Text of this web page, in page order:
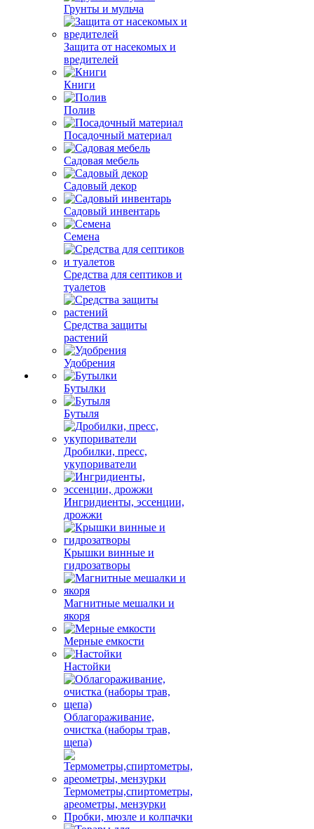
Грунты и мульча
Защита от насекомых и
вредителей
Книги
Полив
Посадочный материал
Садовая мебель
Садовый декор
Садовый инвентарь
Семена
Средства для септиков и
туалетов
Средства защиты
растений
Удобрения
Бутылки
Бутыля
Дробилки, пресс,
укупориватели
Ингридиенты, эссенции,
дрожжи
Крышки винные и
гидрозатворы
Магнитные мешалки и
якоря
Мерные емкости
Настойки
Облагораживание,
очистка (наборы трав,
щепа)
Термометры,спиртометры,
ареометры, мензурки
Пробки, мюзле и колпачки